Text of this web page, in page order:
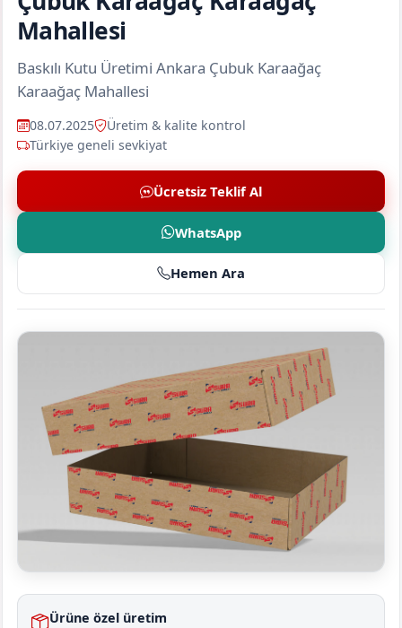
Mahallesi
Baskılı Kutu Üretimi Ankara Çubuk Karaağaç
Karaağaç Mahallesi
08.07.2025
Üretim & kalite kontrol
Türkiye geneli sevkiyat
Ücretsiz Teklif Al
WhatsApp
Hemen Ara
Ürüne özel üretim